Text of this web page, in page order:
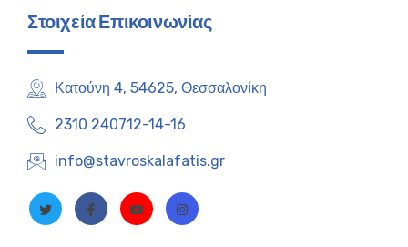
Στοιχεία Επικοινωνίας
Κατούνη 4, 54625, Θεσσαλονίκη
2310 240712-14-16
info@stavroskalafatis.gr